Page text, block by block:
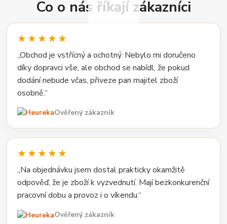
Co o nás říkají zákazníci
★★★★★
„Obchod je vstřícný a ochotný. Nebylo mi doručeno
díky dopravci vše, ale obchod se nabídl, že pokud
dodání nebude včas, přiveze pan majitel zboží
osobně.“
Ověřený zákazník
★★★★★
„Na objednávku jsem dostal prakticky okamžitě
odpověď, že je zboží k vyzvednutí. Mají bezkonkurenční
pracovní dobu a provoz i o víkendu.“
Ověřený zákazník